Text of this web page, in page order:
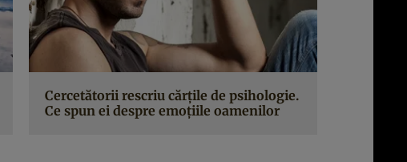
Cercetătorii rescriu cărţile de psihologie.
Ce spun ei despre emoţiile oamenilor